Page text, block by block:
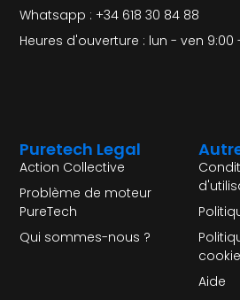
Aide
Puretech Legal
Action Collective
Problème de moteur
PureTech
Qui sommes-nous ?
Whatsapp : +34 618 30 84 88
Heures d'ouverture : lun - ven 9:00